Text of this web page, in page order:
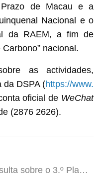
Prazo de Macau e a
Nacional e o
da RAEM, a fim de
nacional.
as actividades,
da DSPA (https://www.
oficial de WeChat
(2876 2626).
sobre o 3.º Plano